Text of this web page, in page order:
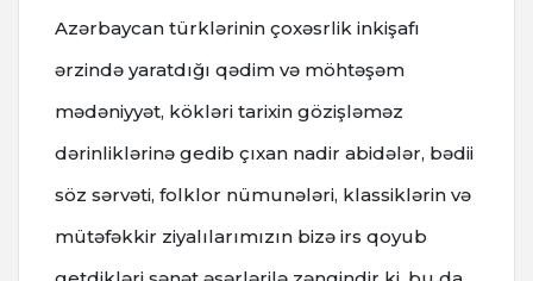
Azərbaycan türklərinin çoxəsrlik inkişafı
ərzində yaratdığı qədim və möhtəşəm
mədəniyyət, kökləri tarixin gözişləməz
dərinliklərinə gedib çıxan nadir abidələr, bədii
söz sərvəti, folklor nümunələri, klassiklərin və
mütəfəkkir ziyalılarımızın bizə irs qoyub